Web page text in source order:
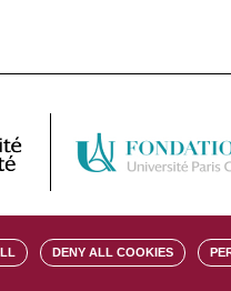
DENY ALL COOKIES